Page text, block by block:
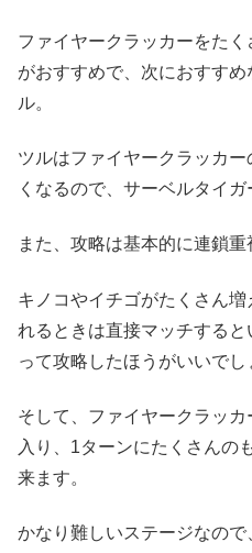
ファイヤークラッカーをた
がおすすめで、次におすす
ル。
ツルはファイヤークラッカ
くなるので、サーベルタイガ
また、攻略は基本的に連鎖重
キノコやイチゴがたくさん
れるときは直接マッチする
って攻略したほうがいいでし
そして、ファイヤークラッ
入り、1ターンにたくさんの
来ます。
かなり難しいステージなの